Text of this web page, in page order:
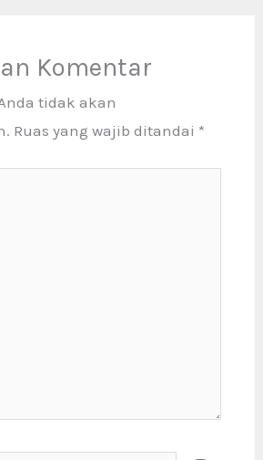
Komentar
tidak akan
Ruas yang wajib ditandai *